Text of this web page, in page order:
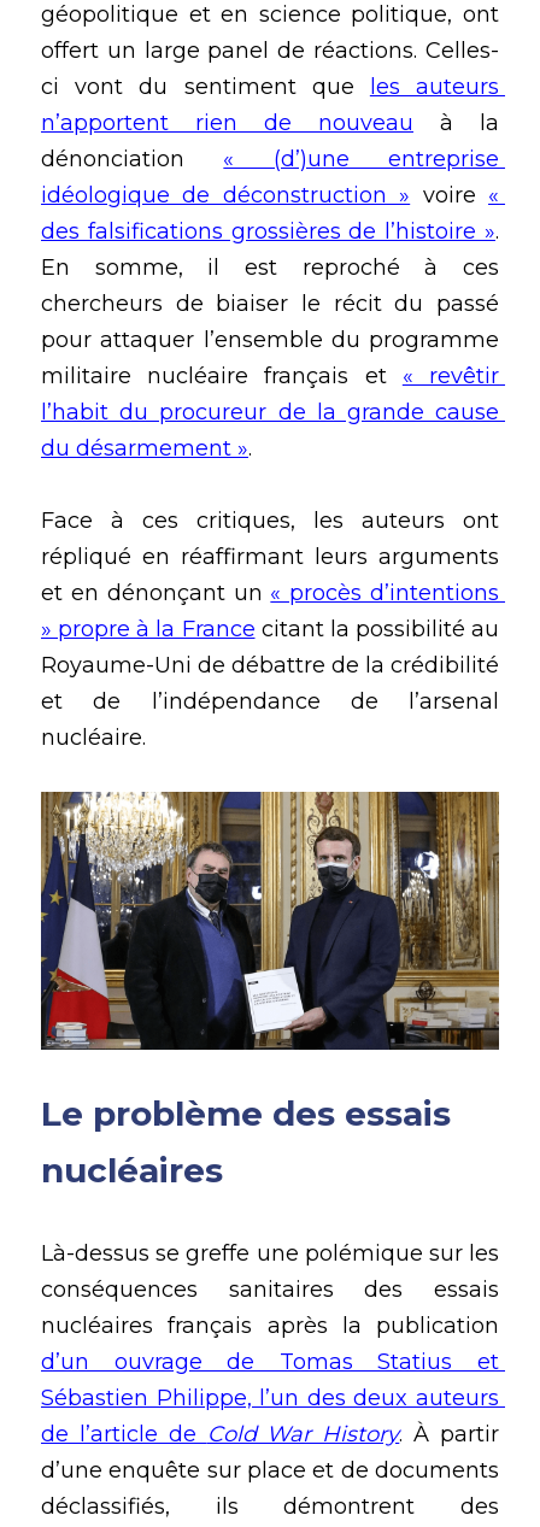
géopolitique et en science politique, ont
offert un large panel de réactions. Celles-
ci vont du sentiment que
les auteurs
n’apportent rien de nouveau à la
dénonciation « (d’)une entreprise
idéologique de déconstruction » voire «
des falsifications grossières de l’histoire ».
En somme, il est reproché à ces
chercheurs de biaiser le récit du passé
pour attaquer l’ensemble du programme
militaire nucléaire français et « revêtir
l’habit du procureur de la grande cause
du désarmement ».
Face à ces critiques, les auteurs ont
répliqué en réaffirmant leurs arguments
et en dénonçant un « procès d’intentions
» propre à la France citant la possibilité au
Royaume-Uni de débattre de la crédibilité
et de l’indépendance de l’arsenal
nucléaire.
Le problème des essais
nucléaires
Là-dessus se greffe une polémique sur les
conséquences sanitaires des essais
d’un ouvrage de Tomas Statius et
Sébastien Philippe, l’un des deux auteurs
de l’article de Cold War History. À partir
d’une enquête sur place et de documents
déclassifiés, ils démontrent des